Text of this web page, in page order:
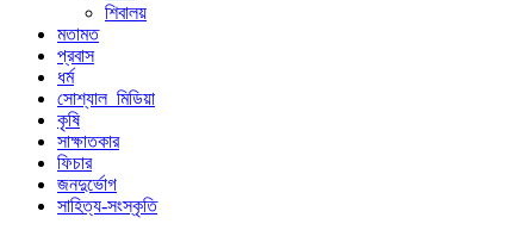
শিবালয়
মতামত
প্রবাস
ধর্ম
সোশ্যাল_মিডিয়া
কৃষি
সাক্ষাতকার
ফিচার
জনদুর্ভোগ
সাহিত্য-সংস্কৃতি